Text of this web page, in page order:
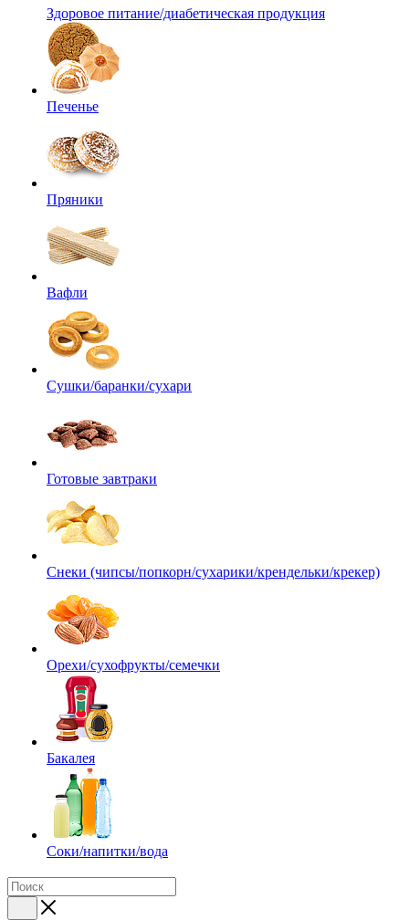
Здоровое питание/диабетическая продукция
Печенье
Пряники
Вафли
Сушки/баранки/сухари
Готовые завтраки
Снеки (чипсы/попкорн/сухарики/крендельки/крекер)
Орехи/сухофрукты/семечки
Бакалея
Соки/напитки/вода